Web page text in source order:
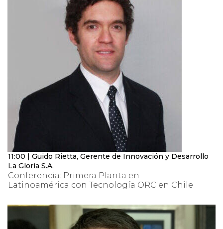
11:00 | Guido Rietta, Gerente de Innovación y Desarrollo
La Gloria S.A.
Conferencia: Primera Planta en
Latinoamérica con Tecnología ORC en Chile